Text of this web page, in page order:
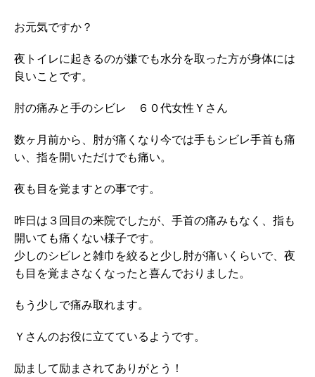
お元気ですか？
夜トイレに起きるのが嫌でも水分を取った方が身体には
良いことです。
肘の痛みと手のシビレ ６０代女性Ｙさん
数ヶ月前から、肘が痛くなり今では手もシビレ手首も痛
い、指を開いただけでも痛い。
夜も目を覚ますとの事です。
昨日は３回目の来院でしたが、手首の痛みもなく、指も
開いても痛くない様子です。
少しのシビレと雑巾を絞ると少し肘が痛いくらいで、夜
も目を覚まさなくなったと喜んでおりました。
もう少しで痛み取れます。
Ｙさんのお役に立てているようです。
励まして励まされてありがとう！